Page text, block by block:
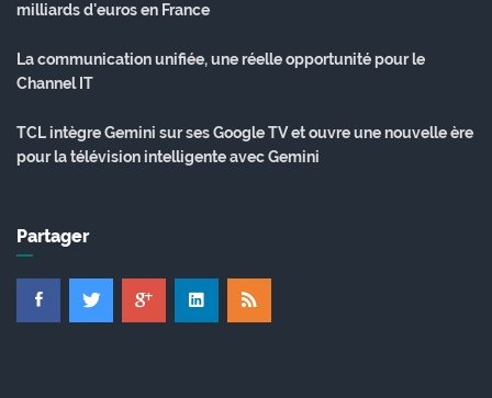
milliards d'euros en France
La communication unifiée, une réelle opportunité pour le
Channel IT
TCL intègre Gemini sur ses Google TV et ouvre une nouvelle ère
pour la télévision intelligente avec Gemini
Partager